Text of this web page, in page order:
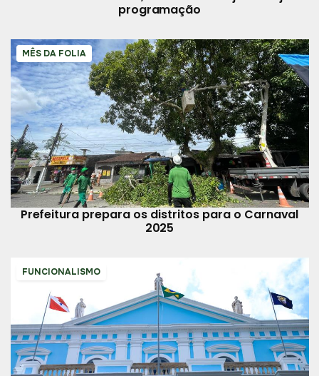
programação
MÊS DA FOLIA
Prefeitura prepara os distritos para o Carnaval
2025
FUNCIONALISMO